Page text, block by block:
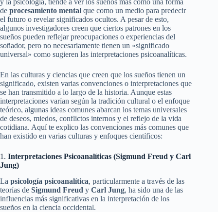
y la psicología, tiende a ver los sueños más como una forma
de procesamiento mental que como un medio para predecir
el futuro o revelar significados ocultos. A pesar de esto,
algunos investigadores creen que ciertos patrones en los
sueños pueden reflejar preocupaciones o experiencias del
soñador, pero no necesariamente tienen un «significado
universal» como sugieren las interpretaciones psicoanalíticas.
En las culturas y ciencias que creen que los sueños tienen un
significado, existen varias convenciones o interpretaciones que
se han transmitido a lo largo de la historia. Aunque estas
interpretaciones varían según la tradición cultural o el enfoque
teórico, algunas ideas comunes abarcan los temas universales
de deseos, miedos, conflictos internos y el reflejo de la vida
cotidiana. Aquí te explico las convenciones más comunes que
han existido en varias culturas y enfoques científicos:
1. Interpretaciones Psicoanalíticas (Sigmund Freud y Carl
Jung)
La psicología psicoanalítica, particularmente a través de las
teorías de Sigmund Freud y Carl Jung, ha sido una de las
influencias más significativas en la interpretación de los
sueños en la ciencia occidental.